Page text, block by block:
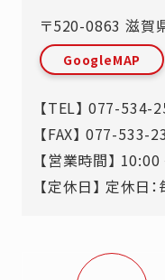
〒520-0863 滋賀
GoogleMAP
【TEL】 077-534-
【FAX】 077-533-
【営業時間】
【定休日】 定休日